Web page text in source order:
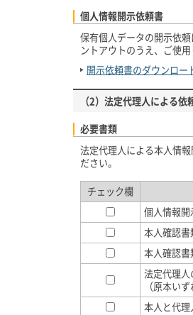
個人情報開示依頼書
保有個人データの開示依
ントアウトのうえ、ご使
開示依頼書のダウンロー
（2）法定代理人による依
必要書類
法定代理人による本人情
ださい。
チェック欄
個人情報
本人確認
本人確認
法定代理
（原本い
本人と代